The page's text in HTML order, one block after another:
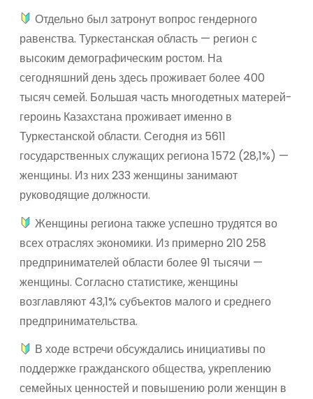
Отдельно был затронут вопрос гендерного
равенства. Туркестанская область — регион с
высоким демографическим ростом. На
сегодняшний день здесь проживает более 400
тысяч семей. Большая часть многодетных матерей-
героинь Казахстана проживает именно в
Туркестанской области. Сегодня из 5611
государственных служащих региона 1572 (28,1%) —
женщины. Из них 233 женщины занимают
руководящие должности.
Женщины региона также успешно трудятся во
всех отраслях экономики. Из примерно 210 258
предпринимателей области более 91 тысячи —
женщины. Согласно статистике, женщины
возглавляют 43,1% субъектов малого и среднего
предпринимательства.
В ходе встречи обсуждались инициативы по
поддержке гражданского общества, укреплению
семейных ценностей и повышению роли женщин в